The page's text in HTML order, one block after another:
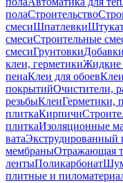
полаСтроительство
смесиШпатлевки
смесиСтроительные
смесиГрунтовки
клеи, герметикиЖидкие
пенаКлеи для обоев
покрытийОчистители,
резьбыКлеиГерметики,
плиткаКирпичи
плиткаИзоляционные
ватаЭкструдированный
мембраныОтражающая
лентыПоликарбонат
плитные и